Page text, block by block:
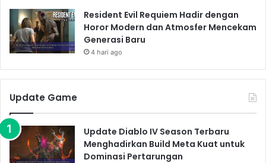
Resident Evil Requiem Hadir dengan
Horor Modern dan Atmosfer Mencekam
Generasi Baru
4 hari ago
Update Game
Update Diablo IV Season Terbaru
Menghadirkan Build Meta Kuat untuk
Dominasi Pertarungan